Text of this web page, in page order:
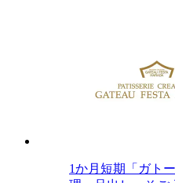
1か月短期「ガト